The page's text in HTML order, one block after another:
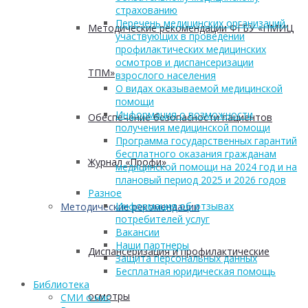
Методические рекомендации ФГБУ «НМИЦ
ТПМ»
Обеспечение безопасности пациентов
Журнал «Профи»
Методические рекомендации
Диспансеризация и профилактические
осмотры
страхованию
Перечень медицинских организаций,
участвующих в проведении
профилактических медицинских
осмотров и диспансеризации
взрослого населения
О видах оказываемой медицинской
помощи
Информация о возможности
получения медицинской помощи
Программа государственных гарантий
бесплатного оказания гражданам
медицинской помощи на 2024 год и на
плановый период 2025 и 2026 годов
Разное
Информация об отзывах
потребителей услуг
Вакансии
Наши партнеры
Защита персональных данных
Бесплатная юридическая помощь
Библиотека
СМИ о нас